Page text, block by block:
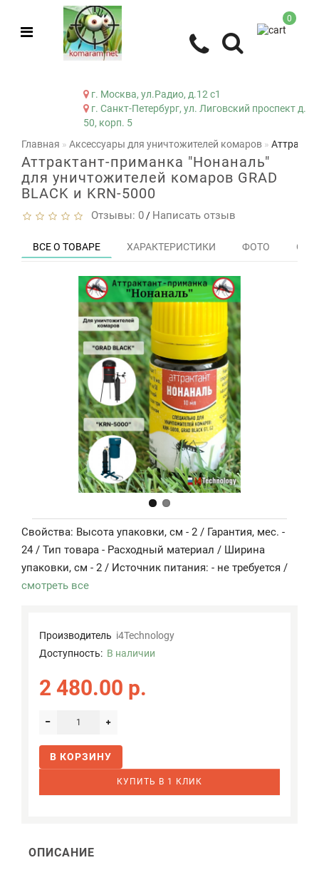
0
г. Москва, ул.Радио, д.12 с1
г. Санкт-Петербург, ул. Лиговский проспект д.
50, корп. 5
Главная
Аксессуары для уничтожителей комаров
Аттрактант-приманка "Нонаналь"
для уничтожителей комаров GRAD
BLACK и KRN-5000
Отзывы: 0 / Написать отзыв
ВСЕ О ТОВАРЕ ХАРАКТЕРИСТИКИ ФОТО
Свойства: Высота упаковки, см - 2 / Гарантия, мес. -
24 / Тип товара - Расходный материал / Ширина
упаковки, см - 2 / Источник питания: - не требуется /
смотреть все
Производитель i4Technology
Доступность: В наличии
2 480.00 р.
В КОРЗИНУ
КУПИТЬ В 1 КЛИК
ОПИСАНИЕ